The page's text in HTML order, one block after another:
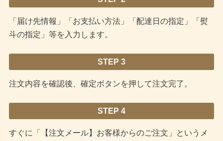
「届け先情報」「お支払い方法」「配達日の指定」「熨
斗の指定」等を入力します。
STEP 3
注文内容を確認後、確定ボタンを押して注文完了。
STEP 4
すぐに「【注文メール】お客様からのご注文」というメ